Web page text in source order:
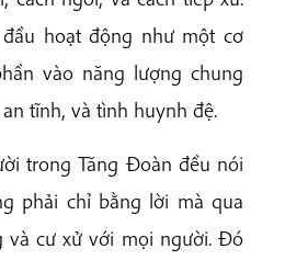
hoạt động như một cơ
vào năng lượng chung
tĩnh, và tình huynh đệ.
trong Tăng Đoàn đều nói
phải chỉ bằng lời mà qua
và cư xử với mọi người. Đó